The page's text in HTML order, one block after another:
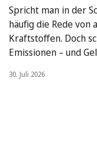
Spricht man in der
häufig die Rede
Kraftstoffen. Doch
Emissionen – und
30. Juli 2026